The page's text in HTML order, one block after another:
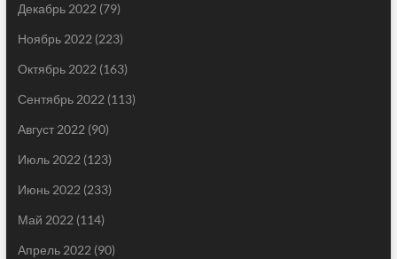
Декабрь 2022 (79)
Ноябрь 2022 (223)
Октябрь 2022 (163)
Сентябрь 2022 (113)
Август 2022 (90)
Июль 2022 (123)
Июнь 2022 (233)
Май 2022 (114)
Апрель 2022 (90)